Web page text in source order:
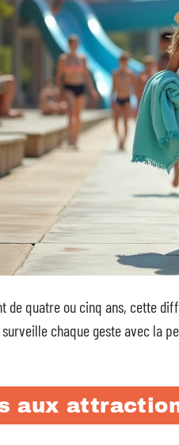
de quatre ou cinq ans, cette
chaque geste avec la
aux